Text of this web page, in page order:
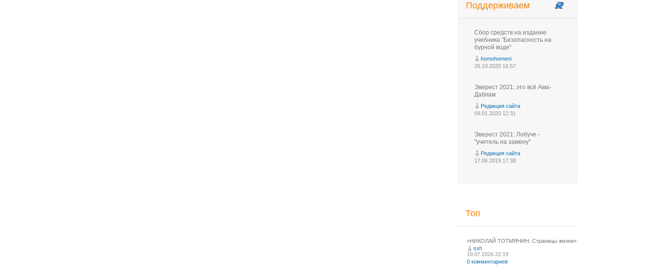
Поддерживаем
Сбор средств на издание
учебника "Безопасность на
бурной воде"
homohomeni
26.10.2020 16:57
Эверест 2021: это всё Ама-
Даблам
Редакция сайта
09.01.2020 12:31
Эверест 2021: Лобуче -
"учитель на замену"
Редакция сайта
17.06.2019 17:38
Топ
«НИКОЛАЙ ТОТМЯНИН. Страницы жизни»
ssh
19.07.2026 22:19
0 комментариев